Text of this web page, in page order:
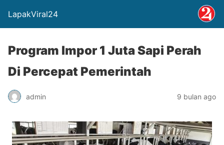
LapakViral24
Program Impor 1 Juta Sapi Perah
Di Percepat Pemerintah
admin 9 bulan ago